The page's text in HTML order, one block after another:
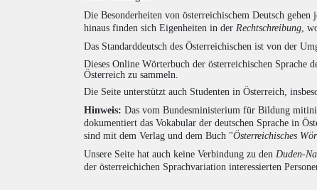
Die Besonderheiten von österreichischem Deutsch
hinaus finden sich Eigenheiten in der Rechtschreibung,
Das Standarddeutsch des Österreichischen ist von der
Dieses Online Wörterbuch der österreichischen
Österreich zu sammeln.
Die Seite unterstützt auch Studenten in Österreich,
Hinweis: Das vom Bundesministerium für Bildung
dokumentiert das Vokabular der deutschen Sprache in
sind mit dem Verlag und dem Buch "Österreichisches
Unsere Seite hat auch keine Verbindung zu den Duden-
der österreichichen Sprachvariation interessierten